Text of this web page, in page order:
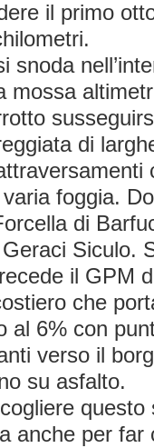
il primo
snoda
mossa
di
foggia.
di
Siculo.
il GPM
che
al 6% con
verso il
su asfalto.
anche per